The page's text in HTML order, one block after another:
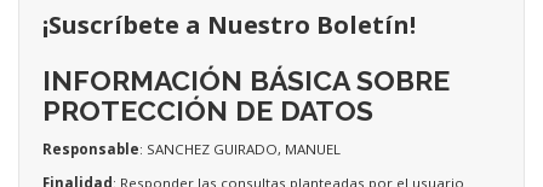
¡Suscríbete a Nuestro Boletín!
INFORMACIÓN BÁSICA SOBRE
PROTECCIÓN DE DATOS
Responsable: SANCHEZ GUIRADO, MANUEL
Finalidad: Responder las consultas planteadas por el usuario